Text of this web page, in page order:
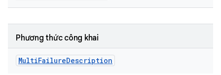
Phương thức công khai
MultiFailureDescription